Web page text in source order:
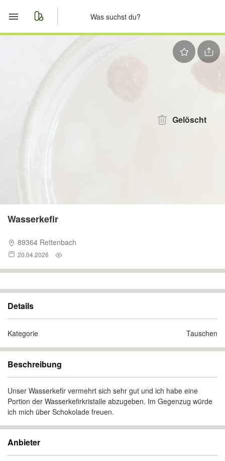
Merkliste
Gelöscht
Wasserkefir
89364 Rettenbach
20.04.2026
Details
Kategorie Tauschen
Beschreibung
Unser Wasserkefir vermehrt sich sehr gut und ich habe eine
Portion der Wasserkefirkristalle abzugeben. Im Gegenzug würde
ich mich über Schokolade freuen.
Anbieter